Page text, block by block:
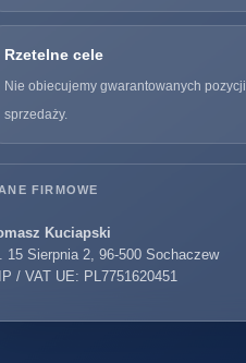
Rzetelne cele
Nie obiecujemy gwarantowanych
sprzedaży.
FIRMOWE
Kuciapski
15 Sierpnia 2, 96-500 Sochaczew
/ VAT UE: PL7751620451